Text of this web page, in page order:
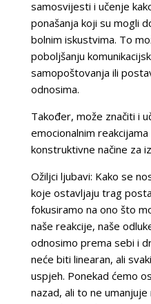
samosvijesti i učenje
ponašanja koji su mogli
bolnim iskustvima. To
poboljšanju
samopoštovanja ili
odnosima.
Također, može značiti i
emocionalnim
konstruktivne načine za
Ožiljci ljubavi: Kako se
koje ostavljaju trag
fokusiramo na ono što
naše reakcije, naše
odnosimo prema sebi i
neće biti linearan, ali
uspjeh. Ponekad ćemo
nazad, ali to ne umanjuje